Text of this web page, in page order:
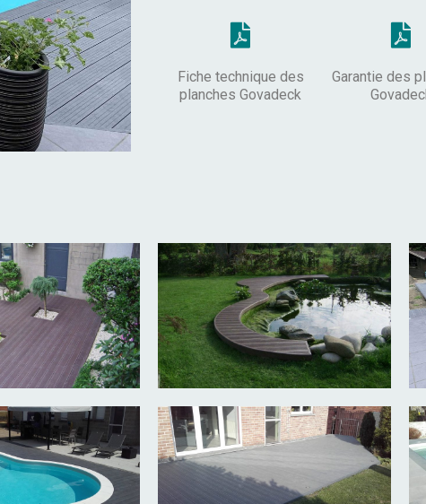
Fiche technique des
planches Govadeck
Garantie des